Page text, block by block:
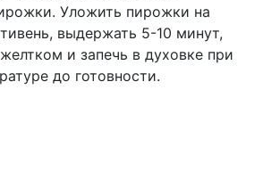
Уложить пирожки на
выдержать 5-10 минут,
и запечь в духовке при
до готовности.